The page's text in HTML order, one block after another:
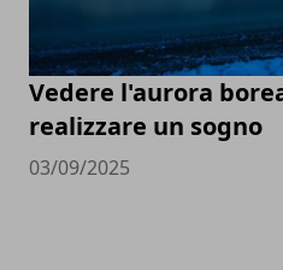
Vedere l'aurora
realizzare un sogno
03/09/2025